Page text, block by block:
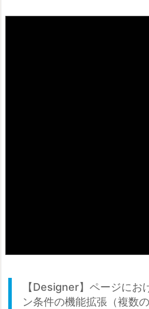
【Designer】ページにお
ン条件の機能拡張（複数